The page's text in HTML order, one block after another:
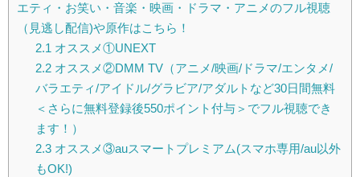
エティ・お笑い・音楽・映画・ドラマ・アニメのフル視聴
（見逃し配信)や原作はこちら！
2.1 オススメ①UNEXT
2.2オススメ②DMM TV（アニメ/映画/ドラマ/エンタメ/
バラエティ/アイドル/グラビア/アダルトなど30日間無料
＜さらに無料登録後550ポイント付与＞でフル視聴でき
ます！）
2.3オススメ③auスマートプレミアム(スマホ専用/au以外
もOK!)